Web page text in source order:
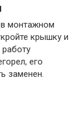
в монтажном
крышку и
его
заменен.